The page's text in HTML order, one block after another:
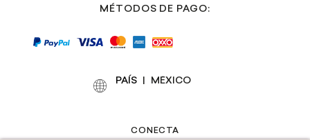
MÉTODOS DE PAGO:
PAÍS
CONECTA